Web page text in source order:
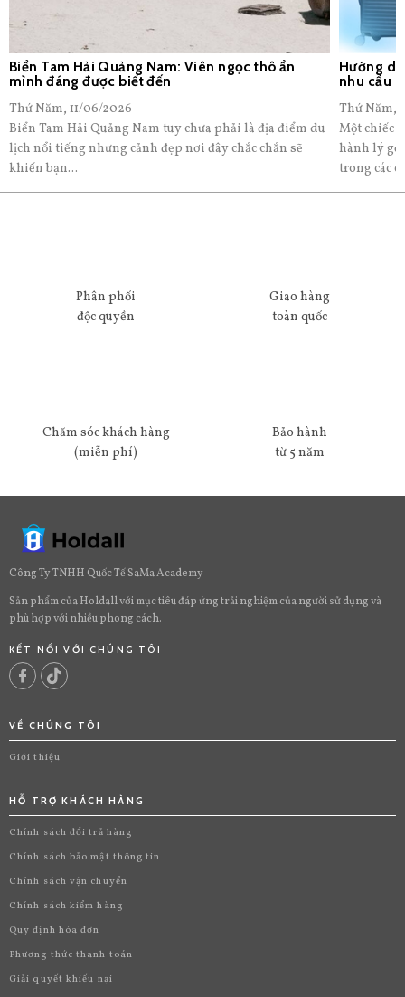
Biển Tam Hải Quảng Nam: Viên ngọc thô ẩn
mình đáng được biết đến
Thứ Năm, 11/06/2026
Biển Tam Hải Quảng Nam tuy chưa phải là địa điểm du
lịch nổi tiếng nhưng cảnh đẹp nơi đây chắc chắn sẽ
khiến bạn...
Hướng
nhu cầu
Thứ Năm,
Một chiếc
hành lý
trong các
Phân phối
độc quyền
Giao hàng
toàn quốc
Chăm sóc khách hàng
(miễn phí)
Bảo hành
từ 5 năm
Công Ty TNHH Quốc Tế SaMa Academy
Sản phẩm của Holdall với mục tiêu đáp ứng trải nghiệm của người sử dụng và
phù hợp với nhiều phong cách.
KẾT NỐI VỚI CHÚNG TÔI
VỀ CHÚNG TÔI
Giới thiệu
HỖ TRỢ KHÁCH HÀNG
Chính sách đổi trả hàng
Chính sách bảo mật thông tin
Chính sách vận chuyển
Chính sách kiểm hàng
Quy định hóa đơn
Phương thức thanh toán
Giải quyết khiếu nại